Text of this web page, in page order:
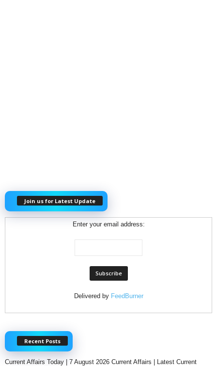
Join us for Latest Update
Enter your email address:
Delivered by FeedBurner
Recent Posts
Current Affairs Today | 7 August 2026 Current Affairs | Latest Current